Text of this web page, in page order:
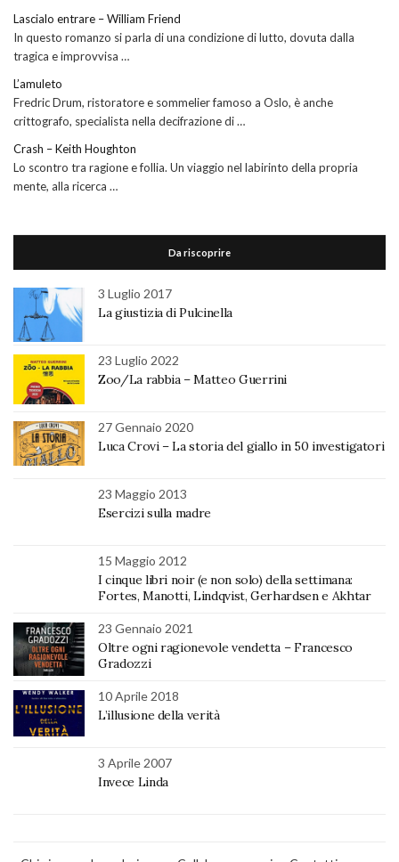
Lascialo entrare – William Friend
In questo romanzo si parla di una condizione di lutto, dovuta dalla
tragica e improvvisa …
L’amuleto
Fredric Drum, ristoratore e sommelier famoso a Oslo, è anche
crittografo, specialista nella decifrazione di …
Crash – Keith Houghton
Lo scontro tra ragione e follia. Un viaggio nel labirinto della propria
mente, alla ricerca …
Da riscoprire
3 Luglio 2017
La giustizia di Pulcinella
23 Luglio 2022
Zoo/La rabbia – Matteo Guerrini
27 Gennaio 2020
Luca Crovi – La storia del giallo in 50 investigatori
23 Maggio 2013
Esercizi sulla madre
15 Maggio 2012
I cinque libri noir (e non solo) della settimana:
Fortes, Manotti, Lindqvist, Gerhardsen e Akhtar
23 Gennaio 2021
Oltre ogni ragionevole vendetta – Francesco
Gradozzi
10 Aprile 2018
L’illusione della verità
3 Aprile 2007
Invece Linda